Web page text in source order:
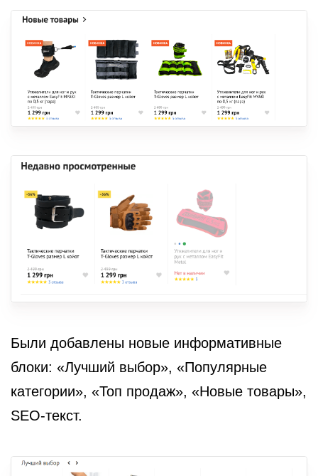
Были добавлены новые информативные
блоки: «Лучший выбор», «Популярные
категории», «Топ продаж», «Новые товары»,
SEO-текст.